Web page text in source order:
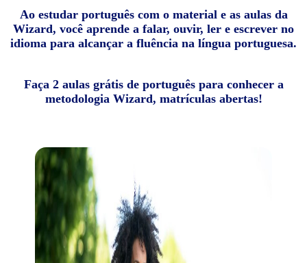
Ao estudar português com o material e as aulas da
Wizard, você aprende a falar, ouvir, ler e escrever no
idioma para alcançar a fluência na língua portuguesa.
Faça 2 aulas grátis de português para conhecer a
metodologia Wizard, matrículas abertas!